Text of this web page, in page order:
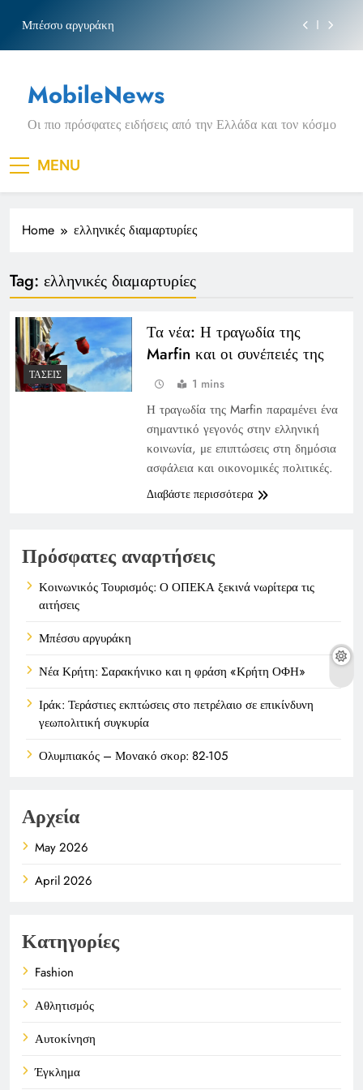
content
Μπέσσυ αργυράκη
Ιράκ: Τεράστιες εκπτώσεις στο πετρέλαιο σε
επικίνδυνη γεωπολιτική συγκυρία
Κοινωνικός Τουρισμός: Ο ΟΠΕΚΑ ξεκινά νωρίτερα
Μπέσσυ αργυράκη
Νέα Κρήτη: Σαρακήνικο και η φράση «Κρήτη
Ιράκ: Τεράστιες εκπτώσεις στο πετρέλαιο σε
επικίνδυνη γεωπολιτική συγκυρία
MobileNews
Οι πιο πρόσφατες ειδήσεις από την Ελλάδα και τον κόσμο
MENU
Home ελληνικές διαμαρτυρίες
Tag: ελληνικές διαμαρτυρίες
ΤΆΣΕΙΣ
Τα νέα: Η τραγωδία της
Marfin και οι συνέπειές της
1 mins
Η τραγωδία της Marfin παραμένει ένα
σημαντικό γεγονός στην ελληνική
κοινωνία, με επιπτώσεις στη δημόσια
ασφάλεια και οικονομικές πολιτικές.
Διαβάστε περισσότερα
Πρόσφατες αναρτήσεις
Κοινωνικός Τουρισμός: Ο ΟΠΕΚΑ ξεκινά νωρίτερα τις
αιτήσεις
Μπέσσυ αργυράκη
Νέα Κρήτη: Σαρακήνικο και η φράση «Κρήτη ΟΦΗ»
Ιράκ: Τεράστιες εκπτώσεις στο πετρέλαιο σε επικίνδυνη
γεωπολιτική συγκυρία
Ολυμπιακός – Μονακό σκορ: 82-105
Αρχεία
May 2026
April 2026
Κατηγορίες
Fashion
Αθλητισμός
Αυτοκίνηση
Έγκλημα